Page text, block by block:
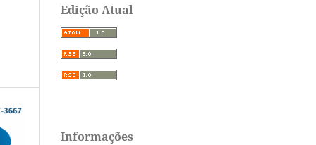
Edição Atual
Informações